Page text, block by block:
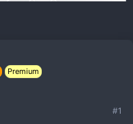
Premium
#1